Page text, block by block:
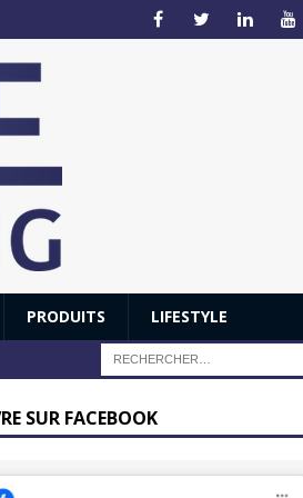
PRODUITS LIFESTYLE
SUR FACEBOOK